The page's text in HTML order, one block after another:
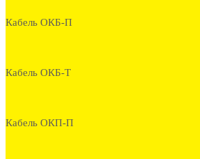
Кабель ОКБ-П
Кабель ОКБ-Т
Кабель ОКП-П